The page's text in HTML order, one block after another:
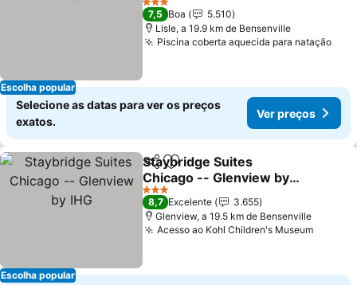
Escolha popular
3 Estrelas
7,5 Boa
5.510
Lisle, a 19.9 km de Bensenville
Piscina coberta aquecida para natação
Selecione as datas para ver os preços
exatos.
Ver preços
Escolha popular
PartilharAdicionar aos favoritos
Staybridge Suites
Chicago -- Glenview by
IHG
3 Estrelas
8,7 Excelente
3.655
Glenview, a 19.5 km de Bensenville
Acesso ao Kohl Children's Museum